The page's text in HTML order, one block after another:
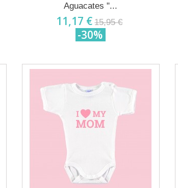
Aguacates "...
11,17 € 15,95 €
-30%